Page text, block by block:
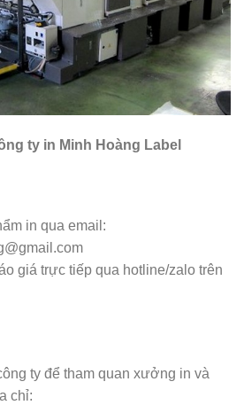
ty in Minh Hoàng Label
in qua email:
giá trực tiếp qua hotline/zalo trên
ty để tham quan xưởng in và
chỉ: